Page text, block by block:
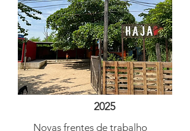
2025
Novas frentes de trabalho